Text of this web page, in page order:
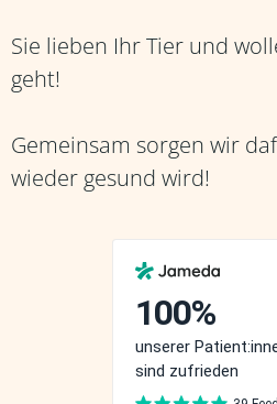
Sie lieben Ihr Tier und
geht!
Gemeinsam sorgen wir
wieder gesund wird!